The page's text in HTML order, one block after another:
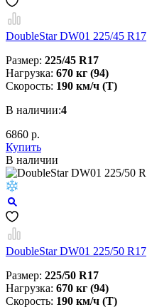
DoubleStar DW01 225/45 R17
Размер: 225/45 R17
Нагрузка: 670 кг (94)
Скорость: 190 км/ч (T)
В наличии:4
6860 р.
Купить
В наличии
DoubleStar DW01 225/50 R17
Размер: 225/50 R17
Нагрузка: 670 кг (94)
Скорость: 190 км/ч (T)